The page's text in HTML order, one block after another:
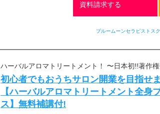
資料請求する
ブルームーンセラピストス
ハーバルアロマトリートメント！ 〜日本初!!著作
初心者でもおうちサロン開業を目指せ
【ハーバルアロマトリートメント全身
ス】無料補講付!